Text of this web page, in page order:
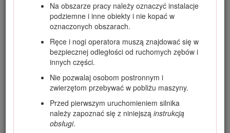
Na obszarze pracy należy oznaczyć instalacje
podziemne i inne obiekty i nie kopać w
oznaczonych obszarach.
Ręce i nogi operatora muszą znajdować się w
bezpiecznej odległości od ruchomych zębów i
innych części.
Nie pozwalaj osobom postronnym i
zwierzętom przebywać w pobliżu maszyny.
Przed pierwszym uruchomieniem silnika
należy zapoznać się z niniejszą instrukcją
obsługi.
obsługi klienta firmy Toro. Przygotuj numer modelu i numer
seryjny produktu. Rysunek1przedstawia lokalizację numeru
modelu i numeru seryjnego na maszynie. Zapisz te numery
w przeznaczonym do tego miejscu na niniejszej stronie.
Important: Urządzeniem mobilnym zeskanuj kod QR na
tabliczce z numerem seryjnym (jeżeli występuje), aby
uzyskać informacje o gwarancji, częściach zamiennych
i innych kwestiach związanych z produktem.